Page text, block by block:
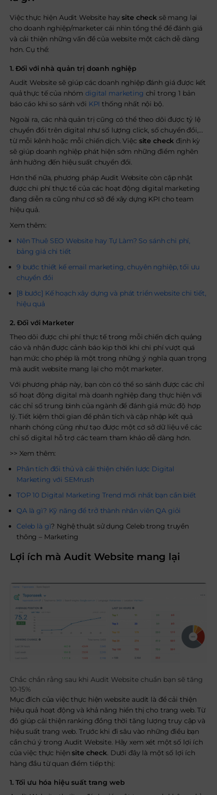
Việc thực hiện Audit Website haysite check sẽ mang lại
cho doanh nghiệp/marketer cái nhìn tổng thể để đánh giá
và cải thiện những vấn đề của website một cách dễ dàng
hơn. Cụ thể:
1. Đối với nhà quản trị doanh nghiệp
Audit Website sẽ giúp các doanh nghiệp đánh giá được kết
quả thực tế của nhómdigital marketing chỉ trong 1 bản
báo cáo khi so sánh với KPI thống nhất nội bộ.
Ngoài ra, các nhà quản trị cũng có thể theo dõi được tỷ lệ
chuyển đổi trên digital như số lượng click, số chuyển đổi,…
từ mỗi kênh hoặc mỗi chiến dịch. Việc site check định kỳ
sẽ giúp doanh nghiệp phát hiện sớm những điểm nghẽn
ảnh hưởng đến hiệu suất chuyển đổi.
Hơn thế nữa, phương pháp Audit Website còn cập nhật
được chi phí thực tế của các hoạt động digital marketing
đang diễn ra cũng như cơ sở để xây dựng KPI cho team
hiệu quả.
Xem thêm:
Nên Thuê SEO Website hay Tự Làm? So sánh chi phí,
bảng giá chi tiết
9 bước thiết kế email marketing, chuyên nghiệp, tối ưu
chuyển đổi
[8 bước] Kế hoạch xây dựng và phát triển website chi tiết,
hiệu quả
2. Đối với Marketer
Theo dõi được chi phí thực tế trong mỗi chiến dịch quảng
cáo và nhận được cảnh báo kịp thời khi chi phí vượt quá
hạn mức cho phép là một trong những ý nghĩa quan trọng
mà audit website mang lại cho một marketer.
Với phương pháp này, bạn còn có thể so sánh được các chỉ
số hoạt động digital mà doanh nghiệp đang thực hiện với
các chỉ số trung bình của ngành để đánh giá mức độ hợp
lý. Tiết kiệm thời gian để phân tích và cập nhập kết quả
nhanh chóng cũng như tạo được một cơ sở dữ liệu về các
chỉ số digital hỗ trợ các team tham khảo dễ dàng hơn.
>> Xem thêm:
Phân tích đối thủ và cải thiện chiến lược Digital
Marketing với SEMrush
TOP 10 Digital Marketing Trend mới nhất bạn cần biết
QA là gì? Kỹ năng để trở thành nhân viên QA giỏi
Celeb là gì? Nghệ thuật sử dụng Celeb trong truyền
thông – Marketing
Lợi ích mà Audit Website mang lại
Chắc chắn rằng sau khi Audit Website chuẩn bạn sẽ tăng
10-15%
Mục đích của việc thực hiện website audit là để cải thiện
hiệu quả hoạt động và khả năng hiển thị cho trang web. Từ
đó giúp cải thiện ranking đồng thời tăng lượng truy cập và
hiệu suất trang web. Trước khi đi sâu vào những điều bạn
cần chú ý trong Audit Website. Hãy xem xét một số lợi ích
của việc thực hiệnsite check. Dưới đây là một số lợi ích
hàng đầu từ quan điểm tiếp thị:
1. Tối ưu hóa hiệu suất trang web